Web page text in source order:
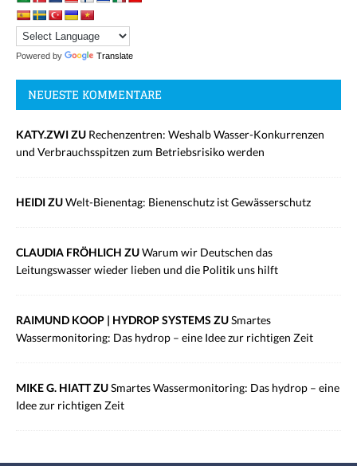
Powered by Translate
NEUESTE KOMMENTARE
KATY.ZWI ZU Rechenzentren: Weshalb Wasser-Konkurrenzen
und Verbrauchsspitzen zum Betriebsrisiko werden
HEIDI ZUWelt-Bienentag: Bienenschutz ist Gewässerschutz
CLAUDIA FRÖHLICH ZUWarum wir Deutschen das
Leitungswasser wieder lieben und die Politik uns hilft
RAIMUND KOOP | HYDROP SYSTEMS ZUSmartes
Wassermonitoring: Das hydrop – eine Idee zur richtigen Zeit
MIKE G. HIATT ZUSmartes Wassermonitoring: Das hydrop – eine
Idee zur richtigen Zeit